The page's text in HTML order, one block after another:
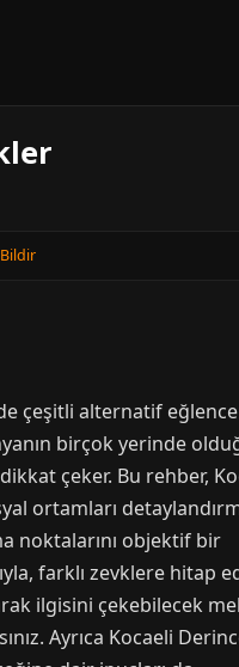
çeşitli alternatif eğlence
birçok yerinde
çeker. Bu rehber,
ortamları
noktalarını objektif bir
farklı zevklere hitap
ilgisini çekebilecek
Ayrıca Kocaeli